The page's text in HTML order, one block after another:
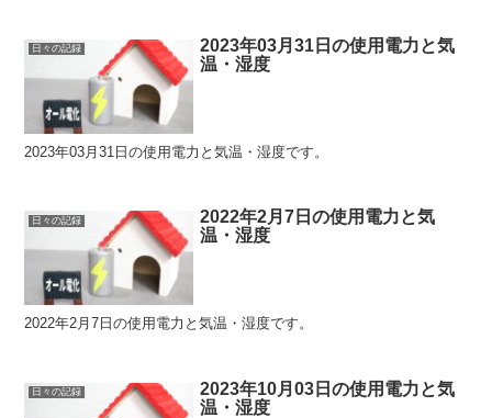
日々の記録
2023年03月31日の使用電力と気
温・湿度
2023年03月31日の使用電力と気温・湿度です。
日々の記録
2022年2月7日の使用電力と気
温・湿度
2022年2月7日の使用電力と気温・湿度です。
日々の記録
2023年10月03日の使用電力と気
温・湿度